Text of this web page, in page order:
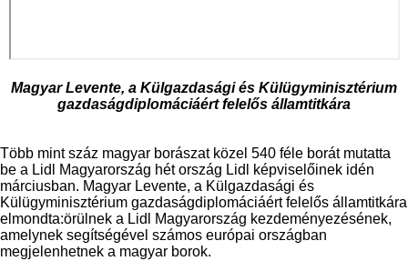
Magyar Levente, a Külgazdasági és Külügyminisztérium
gazdaságdiplomáciáért felelős államtitkára
Több mint száz magyar borászat közel 540 féle borát mutatta
be a Lidl Magyarország hét ország Lidl képviselőinek idén
márciusban. Magyar Levente, a Külgazdasági és
Külügyminisztérium gazdaságdiplomáciáért felelős államtitkára
elmondta:örülnek a Lidl Magyarország kezdeményezésének,
amelynek segítségével számos európai országban
megjelenhetnek a magyar borok.